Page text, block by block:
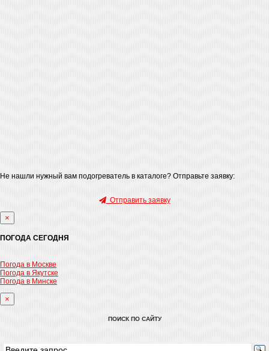
Не нашли нужный вам подогреватель в каталоге? Отправьте заявку:
Отправить заявку
×
ПОГОДА СЕГОДНЯ
Погода в Москве
Погода в Якутске
Погода в Минске
×
ПОИСК ПО САЙТУ